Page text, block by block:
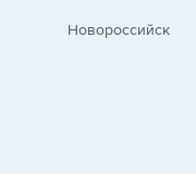
Новороссийск